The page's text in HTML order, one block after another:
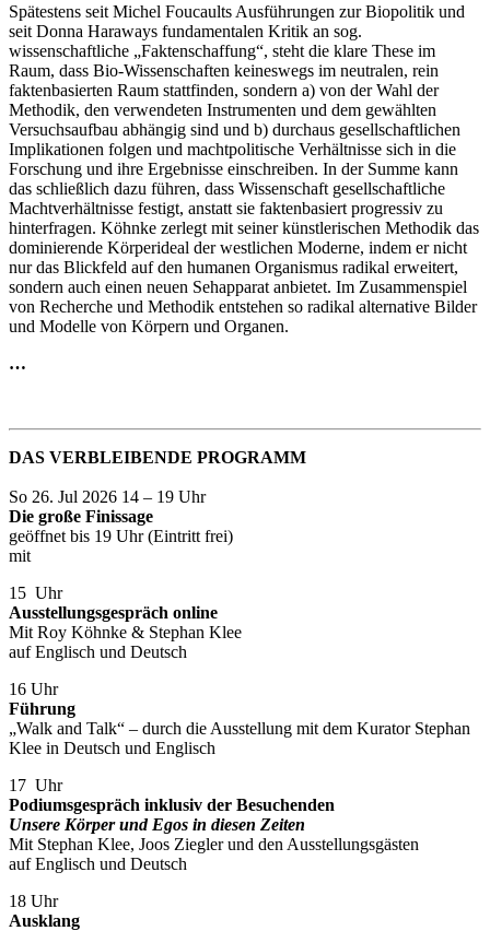
Spätestens seit Michel Foucaults Ausführungen zur Biopolitik und
seit Donna Haraways fundamentalen Kritik an sog.
wissenschaftliche „Faktenschaffung“, steht die klare These im
Raum, dass Bio-Wissenschaften keineswegs im neutralen, rein
faktenbasierten Raum stattfinden, sondern a) von der Wahl der
Methodik, den verwendeten Instrumenten und dem gewählten
Versuchsaufbau abhängig sind und b) durchaus gesellschaftlichen
Implikationen folgen und machtpolitische Verhältnisse sich in die
Forschung und ihre Ergebnisse einschreiben. In der Summe kann
das schließlich dazu führen, dass Wissenschaft gesellschaftliche
Machtverhältnisse festigt, anstatt sie faktenbasiert progressiv zu
hinterfragen. Köhnke zerlegt mit seiner künstlerischen Methodik das
dominierende Körperideal der westlichen Moderne, indem er nicht
nur das Blickfeld auf den humanen Organismus radikal erweitert,
sondern auch einen neuen Sehapparat anbietet. Im Zusammenspiel
von Recherche und Methodik entstehen so radikal alternative Bilder
und Modelle von Körpern und Organen.
…
DAS VERBLEIBENDE PROGRAMM
So 26. Jul 2026 14 – 19 Uhr
Die große Finissage
geöffnet bis 19 Uhr (Eintritt frei)
mit
15 Uhr
Ausstellungsgespräch online
Mit Roy Köhnke & Stephan Klee
auf Englisch und Deutsch
16 Uhr
Führung
„Walk and Talk“ – durch die Ausstellung mit dem Kurator Stephan
Klee in Deutsch und Englisch
17 Uhr
Podiumsgespräch inklusiv der Besuchenden
Unsere Körper und Egos in diesen Zeiten
Mit Stephan Klee, Joos Ziegler und den Ausstellungsgästen
auf Englisch und Deutsch
18 Uhr
Ausklang